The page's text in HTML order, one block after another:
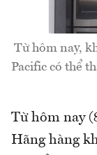
Từ hôm nay,
Pacific có thể
Từ hôm nay
Hãng hàng